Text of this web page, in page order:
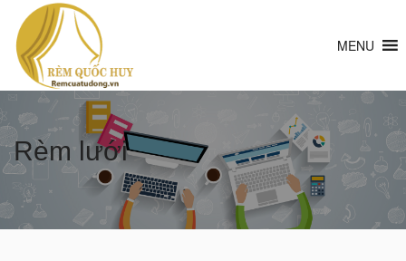
MENU
Rèm lưới